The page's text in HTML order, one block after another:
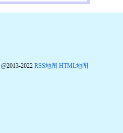
@2013-2022 RSS地图 HTML地图